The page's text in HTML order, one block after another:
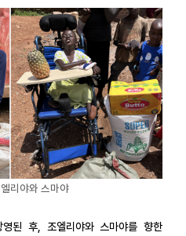
리야와 스마야
된 후, 조엘리야와 스마야를 향한